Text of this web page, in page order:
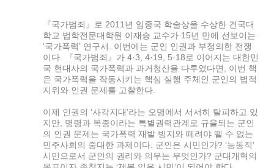
『국가범죄』로 2011년 임종국 학술상을 수상한 건국대
학교 법학전문대학원 이재승 교수가 15년 만에 선보이는
‘국가폭력’ 연구서. 이번에는 군인 인권과 부정의한 전쟁
이다. 『국가범죄』가 4·3, 4·19, 5·18로 이어지는 대한민
국 현대사의 국가폭력과 과거청산을 다루었다면, 이번 책
은 국가폭력을 작동시키는 핵심 실행 주체인 군인의 법적
지위와 인권 문제를 고찰한다.
이제 인권의 ‘사각지대’라는 오명에서 서서히 탈피하고 있
지만, 명령과 복종이라는 특별권력관계로 규율되는 군인
의 인권 문제는 국가폭력 재발 방지와 떼려야 뗄 수 없는
민주사회의 중대한 과제이다. 군인은 시민인가? ‘능동적’
시민으로서 군인의 권리와 의무는 무엇인가? 군대개혁의